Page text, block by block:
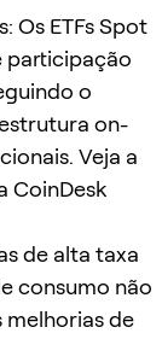
Os ETFs Spot
participação
o
on-
Veja a
CoinDesk
de alta taxa
consumo não
melhorias de